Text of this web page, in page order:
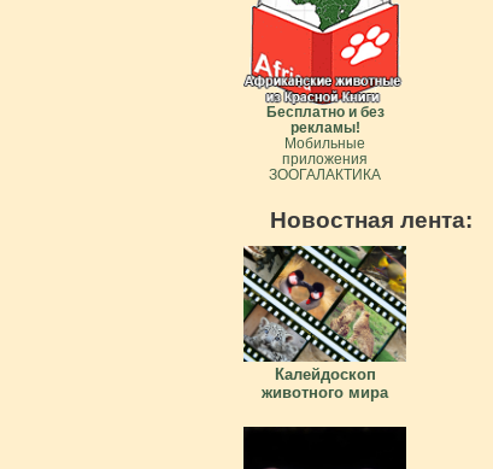
Бесплатно и без
рекламы!
Мобильные
приложения
ЗООГАЛАКТИКА
Новостная лента:
Калейдоскоп
животного мира